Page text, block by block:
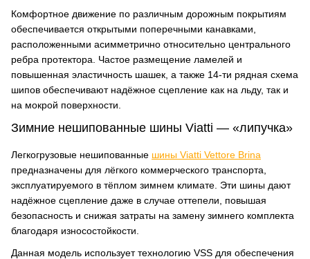
Комфортное движение по различным дорожным покрытиям
обеспечивается открытыми поперечными канавками,
расположенными асимметрично относительно центрального
ребра протектора. Частое размещение ламелей и
повышенная эластичность шашек, а также 14-ти рядная схема
шипов обеспечивают надёжное сцепление как на льду, так и
на мокрой поверхности.
Зимние нешипованные шины Viatti — «липучка»
Легкогрузовые нешипованные шины Viatti Vettore Brina
предназначены для лёгкого коммерческого транспорта,
эксплуатируемого в тёплом зимнем климате. Эти шины дают
надёжное сцепление даже в случае оттепели, повышая
безопасность и снижая затраты на замену зимнего комплекта
благодаря износостойкости.
Данная модель использует технологию VSS для обеспечения